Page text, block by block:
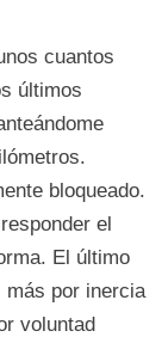
cuantos
últimos
bloqueado.
el
El último
más por inercia
voluntad